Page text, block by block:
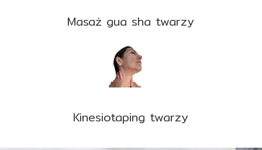
Masaż gua sha twarzy
Kinesiotaping twarzy